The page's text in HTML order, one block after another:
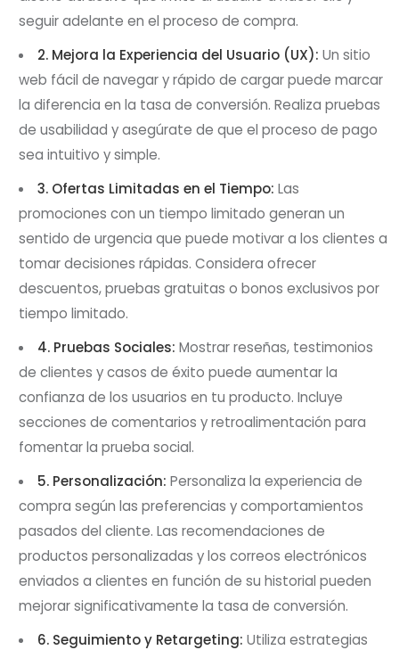
seguir adelante en el proceso de compra.
2. Mejora la Experiencia del Usuario (UX): Un sitio
web fácil de navegar y rápido de cargar puede marcar
la diferencia en la tasa de conversión. Realiza pruebas
de usabilidad y asegúrate de que el proceso de pago
sea intuitivo y simple.
3. Ofertas Limitadas en el Tiempo: Las
promociones con un tiempo limitado generan un
sentido de urgencia que puede motivar a los clientes a
tomar decisiones rápidas. Considera ofrecer
descuentos, pruebas gratuitas o bonos exclusivos por
tiempo limitado.
4. Pruebas Sociales: Mostrar reseñas, testimonios
de clientes y casos de éxito puede aumentar la
confianza de los usuarios en tu producto. Incluye
secciones de comentarios y retroalimentación para
fomentar la prueba social.
5. Personalización: Personaliza la experiencia de
compra según las preferencias y comportamientos
pasados del cliente. Las recomendaciones de
productos personalizadas y los correos electrónicos
enviados a clientes en función de su historial pueden
mejorar significativamente la tasa de conversión.
6. Seguimiento y Retargeting: Utiliza estrategias